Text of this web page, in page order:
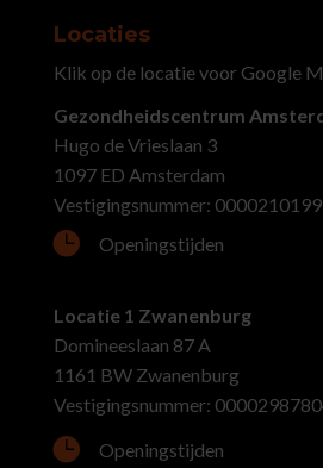
Locaties
Klik op de locatie voor Google
Gezondheidscentrum
Hugo de Vrieslaan 3
1097 ED Amsterdam
Vestigingsnummer:
 Openingstijden
Locatie 1 Zwanenburg
Domineeslaan 87 A
1161 BW Zwanenburg
Vestigingsnummer:
 Openingstijden